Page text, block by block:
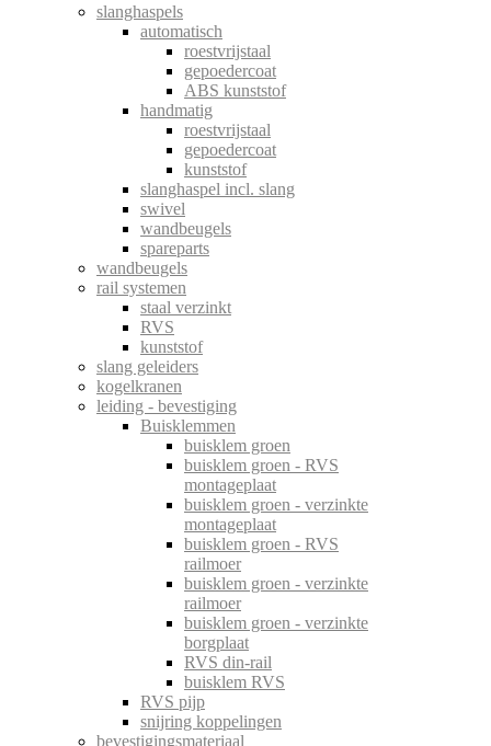
slanghaspels
automatisch
roestvrijstaal
gepoedercoat
ABS kunststof
handmatig
roestvrijstaal
gepoedercoat
kunststof
slanghaspel incl. slang
swivel
wandbeugels
spareparts
wandbeugels
rail systemen
staal verzinkt
RVS
kunststof
slang geleiders
kogelkranen
leiding - bevestiging
Buisklemmen
buisklem groen
buisklem groen - RVS
montageplaat
buisklem groen - verzinkte
montageplaat
buisklem groen - RVS
railmoer
buisklem groen - verzinkte
railmoer
buisklem groen - verzinkte
borgplaat
RVS din-rail
buisklem RVS
RVS pijp
snijring koppelingen
bevestigingsmateriaal